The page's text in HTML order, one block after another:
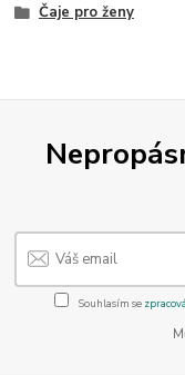
Čaje pro ženy
Souhlasím se